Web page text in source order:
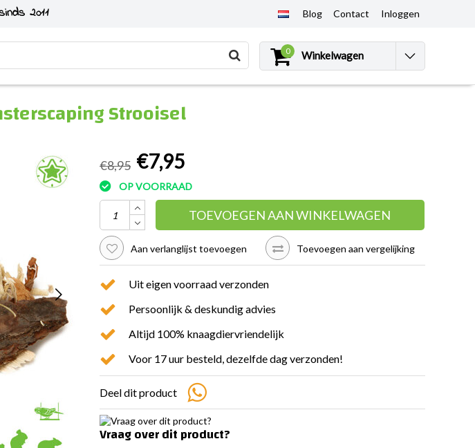
2011
Blog Contact Inloggen
0 Winkelwagen
Strooisel
€8,95 €7,95
OP VOORRAAD
TOEVOEGEN AAN WINKELWAGEN
Aan verlanglijst toevoegen Toevoegen aan vergelijking
Uit eigen voorraad verzonden
Persoonlijk & deskundig advies
Altijd 100% knaagdiervriendelijk
Voor 17 uur besteld, dezelfde dag verzonden!
Deel dit product
Vraag over dit product?